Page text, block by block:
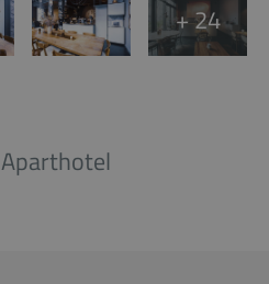
+ 24
Aparthotel